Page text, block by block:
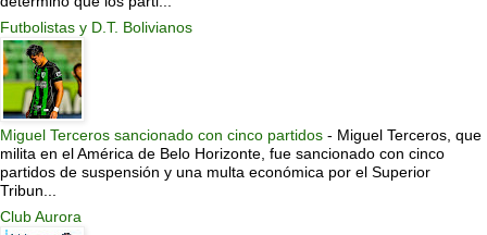
Futbolistas y D.T. Bolivianos
Miguel Terceros sancionado con cinco partidos - Miguel Terceros, que
milita en el América de Belo Horizonte, fue sancionado con cinco
partidos de suspensión y una multa económica por el Superior
Tribun...
Club Aurora